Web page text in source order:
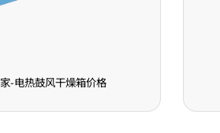
二氧化硫试验箱厂家-二氧化硫试验箱价格